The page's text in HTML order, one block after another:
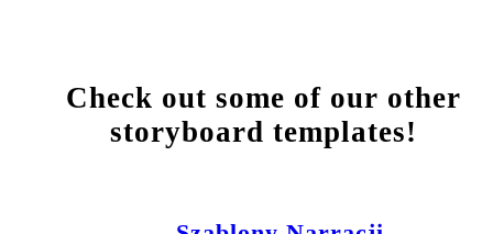
Check out some of our other
storyboard templates!